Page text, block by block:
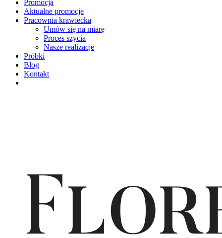
Promocja
Aktualne promocje
Pracownia krawiecka
Umów się na miarę
Proces szycia
Nasze realizacje
Próbki
Blog
Kontakt